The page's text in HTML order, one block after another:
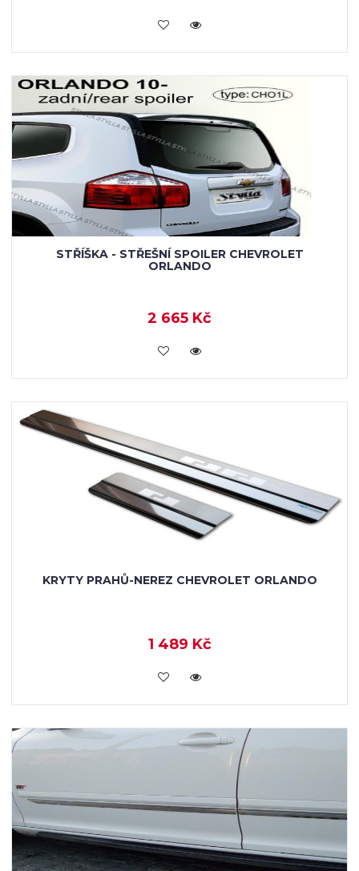
KOUPIT
STŘÍŠKA - STŘEŠNÍ SPOILER CHEVROLET
ORLANDO
2 665 Kč
KOUPIT
KRYTY PRAHŮ-NEREZ CHEVROLET ORLANDO
1 489 Kč
KOUPIT